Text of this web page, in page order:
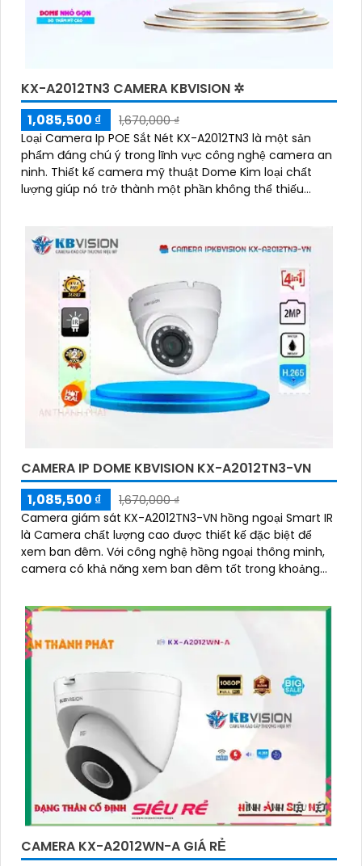
KX-A2012TN3 CAMERA KBVISION ✲
1,085,500 ₫
1,670,000 ₫
Loại Camera Ip POE Sắt Nét KX-A2012TN3 là một sản
phẩm đáng chú ý trong lĩnh vực công nghệ camera an
ninh. Thiết kế camera mỹ thuật Dome Kim loại chất
lượng giúp nó trở thành một phần không thể thiếu
CAMERA IP DOME KBVISION KX-A2012TN3-VN
1,085,500 ₫
1,670,000 ₫
Camera giám sát KX-A2012TN3-VN hồng ngoại Smart IR
là Camera chất lượng cao được thiết kế đặc biệt để
xem ban đêm. Với công nghệ hồng ngoại thông minh,
camera có khả năng xem ban đêm tốt trong khoảng
CAMERA KX-A2012WN-A GIÁ RẺ